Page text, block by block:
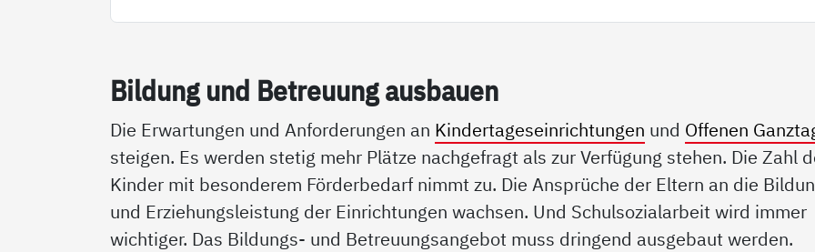
Bil­dung und Be­t­reu­ung aus­bau­en
Die Erwartungen und Anforderungen an Kindertageseinrichtungen und Offenen
steigen. Es werden stetig mehr Plätze nachgefragt als zur Verfügung stehen. Die Zahl
Kinder mit besonderem Förderbedarf nimmt zu. Die Ansprüche der Eltern an die
und Erziehungsleistung der Einrichtungen wachsen. Und Schulsozialarbeit wird immer
wichtiger. Das Bildungs- und Betreuungsangebot muss dringend ausgebaut werden.